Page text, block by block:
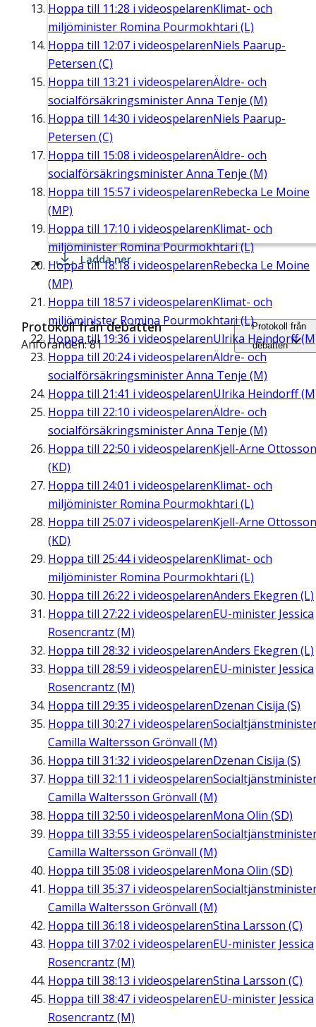
Hoppa till 11:28 i videospelarenKlimat- och
miljöminister Romina Pourmokhtari (L)
Hoppa till 12:07 i videospelarenNiels Paarup-
Petersen (C)
Hoppa till 13:21 i videospelarenÄldre- och
socialförsäkringsminister Anna Tenje (M)
Hoppa till 14:30 i videospelarenNiels Paarup-
Petersen (C)
Hoppa till 15:08 i videospelarenÄldre- och
socialförsäkringsminister Anna Tenje (M)
Hoppa till 15:57 i videospelarenRebecka Le Moine
(MP)
Hoppa till 17:10 i videospelarenKlimat- och
miljöminister Romina Pourmokhtari (L)
Hoppa till18:18 i videospelarenRebecka Le Moine
(MP)
Hoppa till 18:57 i videospelarenKlimat- och
miljöminister Romina Pourmokhtari (L)
Hoppa till 19:36 i videospelarenUlrika Heindorff
Hoppa till 20:24i videospelarenÄldre- och
socialförsäkringsminister Anna Tenje (M)
Hoppa till 21:41 i videospelarenUlrika Heindorff
Hoppa till 22:10 i videospelarenÄldre- och
socialförsäkringsminister Anna Tenje (M)
Hoppa till 22:50 i videospelarenKjell-Arne Ottosson
(KD)
Hoppa till 24:01 i videospelarenKlimat- och
miljöminister Romina Pourmokhtari (L)
Hoppa till 25:07 i videospelarenKjell-Arne Ottosson
(KD)
Hoppa till 25:44i videospelarenKlimat- och
miljöminister Romina Pourmokhtari (L)
Hoppa till 26:22 i videospelarenAnders Ekegren (L)
Hoppa till 27:22 i videospelarenEU-minister Jessica
Rosencrantz (M)
Hoppa till 28:32 i videospelarenAnders Ekegren (L)
Hoppa till 28:59 i videospelarenEU-minister Jessica
Rosencrantz (M)
Hoppa till 29:35 i videospelarenDzenan Cisija (S)
Hoppa till 30:27 i videospelaren
Camilla Waltersson Grönvall (M)
Hoppa till 31:32 i videospelarenDzenan Cisija (S)
Hoppa till 32:11 i videospelaren
Camilla Waltersson Grönvall (M)
Hoppa till 32:50 i videospelarenMona Olin (SD)
Hoppa till 33:55 i videospelaren
Camilla Waltersson Grönvall (M)
Hoppa till 35:08 i videospelarenMona Olin (SD)
Hoppa till 35:37 i videospelaren
Camilla Waltersson Grönvall (M)
Hoppa till 36:18 i videospelarenStina Larsson (C)
Hoppa till 37:02 i videospelarenEU-minister Jessica
Rosencrantz (M)
Hoppa till 38:13 i videospelarenStina Larsson (C)
Hoppa till 38:47 i videospelarenEU-minister Jessica
Rosencrantz (M)
Ladda ner
Protokoll från debatten
Anföranden: 81
Protokoll från
debatten